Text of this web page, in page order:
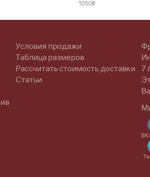
1050v
Условия продажи
Таблица размеров
Рассчитать стоимость доставки
Статьи
7